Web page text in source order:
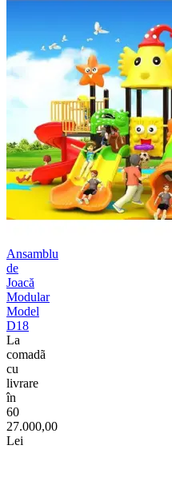
Ansamblu
de
Joacă
Modular
Model
D18
La
comadã
cu
livrare
în
60
27.000,00
Lei